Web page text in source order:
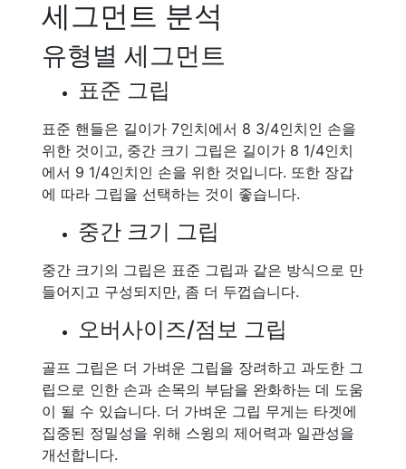
세그먼트 분석
유형별 세그먼트
표준 그립
표준 핸들은 길이가 7인치에서 8 3/4인치인 손을
위한 것이고, 중간 크기 그립은 길이가 8 1/4인치
에서 9 1/4인치인 손을 위한 것입니다. 또한 장갑
에 따라 그립을 선택하는 것이 좋습니다.
중간 크기 그립
중간 크기의 그립은 표준 그립과 같은 방식으로 만
들어지고 구성되지만, 좀 더 두껍습니다.
오버사이즈/점보 그립
골프 그립은 더 가벼운 그립을 장려하고 과도한 그
립으로 인한 손과 손목의 부담을 완화하는 데 도움
이 될 수 있습니다. 더 가벼운 그립 무게는 타겟에
집중된 정밀성을 위해 스윙의 제어력과 일관성을
개선합니다.